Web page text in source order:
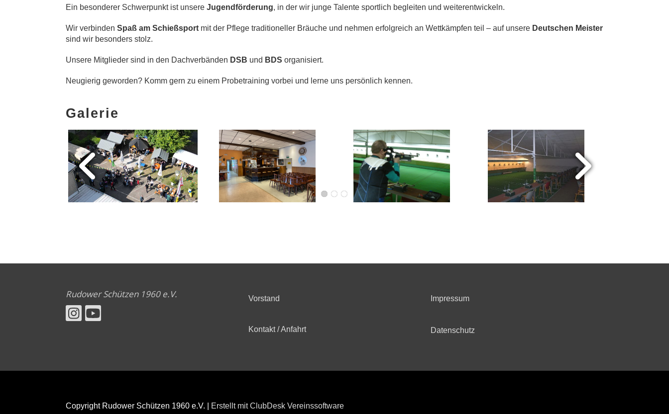
Ein besonderer Schwerpunkt ist unsere Jugendförderung, in der wir junge Talente sportlich begleiten und weiterentwickeln.
Wir verbinden Spaß am Schießsport mit der Pflege traditioneller Bräuche und nehmen erfolgreich an Wettkämpfen teil – auf unsere Deutschen Meister
sind wir besonders stolz.
Unsere Mitglieder sind in den Dachverbänden DSB und BDS organisiert.
Neugierig geworden? Komm gern zu einem Probetraining vorbei und lerne uns persönlich kennen.
Galerie
Rudower Schützen 1960 e.V. Vorstand
Kontakt / Anfahrt
Impressum
Datenschutz
Copyright Rudower Schützen 1960 e.V. | Erstellt mit ClubDesk Vereinssoftware